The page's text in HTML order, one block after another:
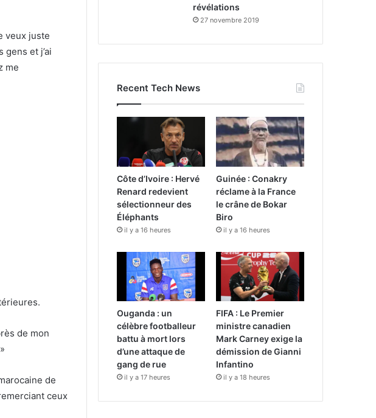
veux juste
et j’ai
me
de mon
de
ceux
révélations
27 novembre 2019
Recent Tech News
Côte d’Ivoire : Hervé
Renard redevient
sélectionneur des
Éléphants
il y a 16 heures
Guinée : Conakry
réclame à la France
le crâne de Bokar
Biro
il y a 16 heures
Ouganda : un
célèbre footballeur
battu à mort lors
d’une attaque de
gang de rue
il y a 17 heures
FIFA : Le Premier
ministre canadien
Mark Carney exige la
démission de Gianni
Infantino
il y a 18 heures